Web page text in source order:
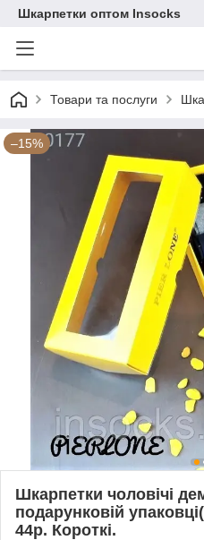
Шкарпетки оптом Insocks
Товари та послуги
–15%
Шкарпетки чоловічі
подарунковій
44р. Короткі.